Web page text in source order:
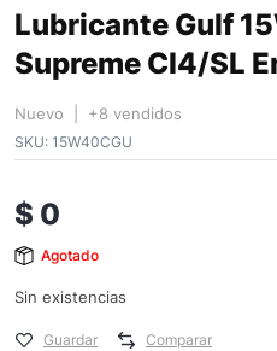
Lubricante Gulf
Supreme CI4/SL
Nuevo | +8 vendidos
SKU: 15W40CGU
$ 0
Agotado
Sin existencias
Guardar Comparar